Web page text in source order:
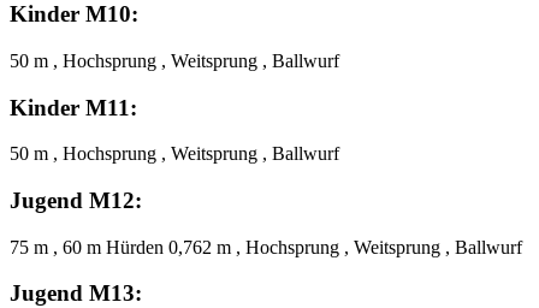
Kinder M10:
50 m , Hochsprung , Weitsprung , Ballwurf
Kinder M11:
50 m , Hochsprung , Weitsprung , Ballwurf
Jugend M12:
75 m , 60 m Hürden 0,762 m , Hochsprung , Weitsprung , Ballwurf
Jugend M13: